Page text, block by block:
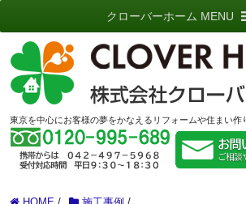
東京を中心にお客様の夢をかなえるリフォームや住まい作
クローバーホーム MENU